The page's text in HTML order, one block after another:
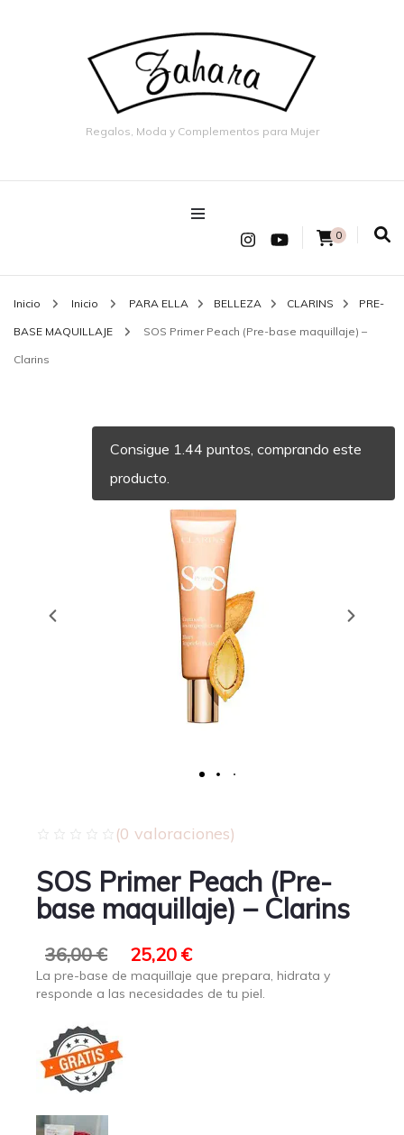
Regalos, Moda y Complementos para Mujer
0
Inicio Inicio PARA ELLA BELLEZA CLARINS PRE-
BASE MAQUILLAJE SOS Primer Peach (Pre-base maquillaje) –
Clarins
(0 valoraciones)
SOS Primer Peach (Pre-
base maquillaje) – Clarins
36,00€ 25,20 €
La pre-base de maquillaje que prepara, hidrata y
responde a las necesidades de tu piel.
Consigue 1.44 puntos, comprando este
producto.